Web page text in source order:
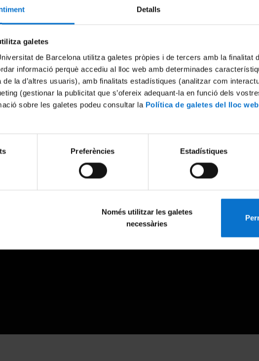
Detalls
galetes
de Barcelona utilitza galetes pròpies i de tercers amb la finalitat
informació perquè accediu al lloc web amb determinades
de la d’altres usuaris), amb finalitats estadístiques (analitzar com
(gestionar la publicitat que s’ofereix adequant-la en funció dels
sobre les galetes podeu consultar la Política de galetes del lloc
Preferències Estadístiques
Només utilitzar les galetes
necessàries